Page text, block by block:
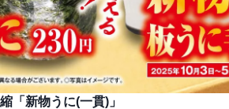
「新物うに(一貫)」